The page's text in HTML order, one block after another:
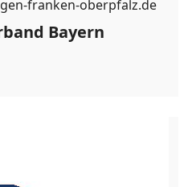
franken-oberpfalz.de
Bayern